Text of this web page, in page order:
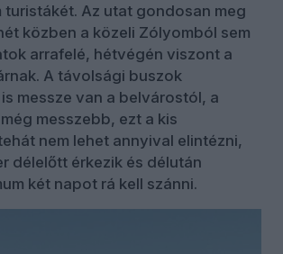
turistákét. Az utat gondosan meg
közben a közeli Zólyomból sem
arrafelé, hétvégén viszont a
A távolsági buszok
messze van a belvárostól, a
messzebb, ezt a kis
nem lehet annyival elintézni,
délelőtt érkezik és délután
két napot rá kell szánni.